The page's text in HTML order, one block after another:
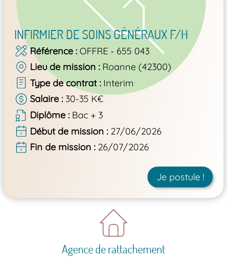
INFIRMIER DE SOINS GÉNÉRAUX F/H
Référence OFFRE - 655 043
Lieu de mission
Roanne (42300)
Type de contrat
Interim
Salaire
30-35 K€
Diplôme
Bac + 3
Début de mission
27/06/2026
Fin de mission
26/07/2026
Je postule !
Agence de rattachement